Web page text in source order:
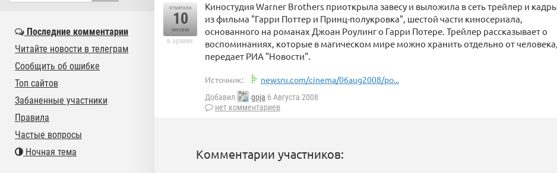
отметили
10
человек
в архиве
Киностудия Warner Brothers приоткрыла завесу и выложила в сеть трейлер и
из фильма "Гарри Поттер и Принц-полукровка", шестой части киносериала,
основанного на романах Джоан Роулинг о Гарри Потере. Трейлер рассказывает о
воспоминаниях, которые в магическом мире можно хранить отдельно от человека,
передает РИА "Новости".
Источник: newsru.com/cinema/06aug2008/po...
Добавил goja 6 Августа 2008
нет комментариев
Комментарии участников:
Последние комментарии
Читайте новости в телеграм
Сообщить об ошибке
Топ сайтов
Забаненные участники
Правила
Частые вопросы
Ночная тема